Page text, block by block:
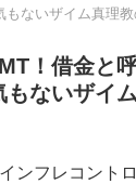
もないザイム真理
！借金と
もないザイ
ンフレコント